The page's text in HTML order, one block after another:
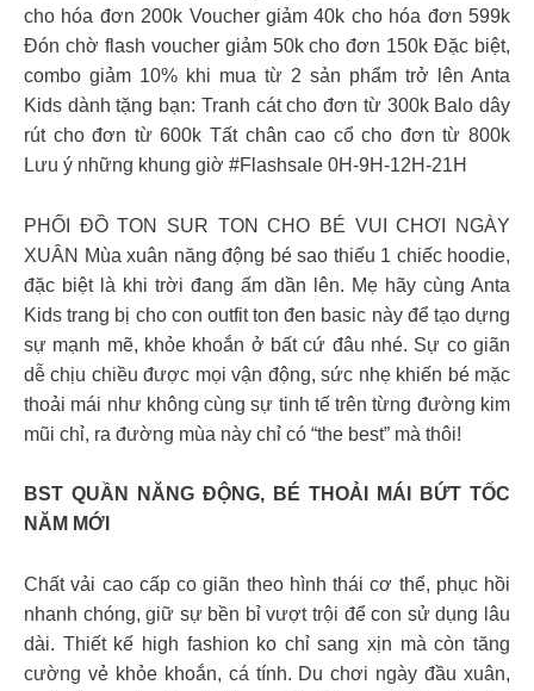
cho hóa đơn 200k Voucher giảm 40k cho hóa đơn 599k
Đón chờ flash voucher giảm 50k cho đơn 150k Đặc biệt,
combo giảm 10% khi mua từ 2 sản phẩm trở lên Anta
Kids dành tặng bạn: Tranh cát cho đơn từ 300k Balo dây
rút cho đơn từ 600k Tất chân cao cổ cho đơn từ 800k
Lưu ý những khung giờ #Flashsale 0H-9H-12H-21H
PHỐI ĐỒ TON SUR TON CHO BÉ VUI CHƠI NGÀY
XUÂN Mùa xuân năng động bé sao thiếu 1 chiếc hoodie,
đặc biệt là khi trời đang ấm dần lên. Mẹ hãy cùng Anta
Kids trang bị cho con outfit ton đen basic này để tạo dựng
sự mạnh mẽ, khỏe khoắn ở bất cứ đâu nhé. Sự co giãn
dễ chịu chiều được mọi vận động, sức nhẹ khiến bé mặc
thoải mái như không cùng sự tinh tế trên từng đường kim
mũi chỉ, ra đường mùa này chỉ có “the best” mà thôi!
BST QUẦN NĂNG ĐỘNG, BÉ THOẢI MÁI BỨT TỐC
NĂM MỚI
Chất vải cao cấp co giãn theo hình thái cơ thể, phục hồi
nhanh chóng, giữ sự bền bỉ vượt trội để con sử dụng lâu
dài. Thiết kế high fashion ko chỉ sang xịn mà còn tăng
cường vẻ khỏe khoắn, cá tính. Du chơi ngày đầu xuân,